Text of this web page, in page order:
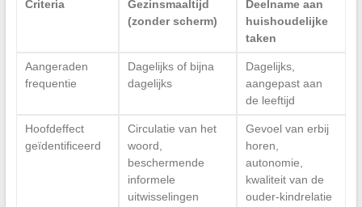
Criteria
Gezinsmaaltijd
(zonder scherm)
Deelname aan
huishoudelijke
taken
Aangeraden
frequentie
Dagelijks of bijna
dagelijks
Dagelijks,
aangepast aan
de leeftijd
Hoofdeffect
geïdentificeerd
Circulatie van het
woord,
beschermende
informele
uitwisselingen
Gevoel van erbij
horen,
autonomie,
kwaliteit van de
ouder-kindrelatie